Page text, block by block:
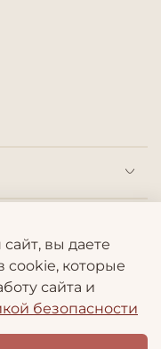
вы даете
cookie, которые
сайта и
безопасности